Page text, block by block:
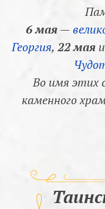
6 мая—
Георгия, 22 маяи
Во имя этих
каменного